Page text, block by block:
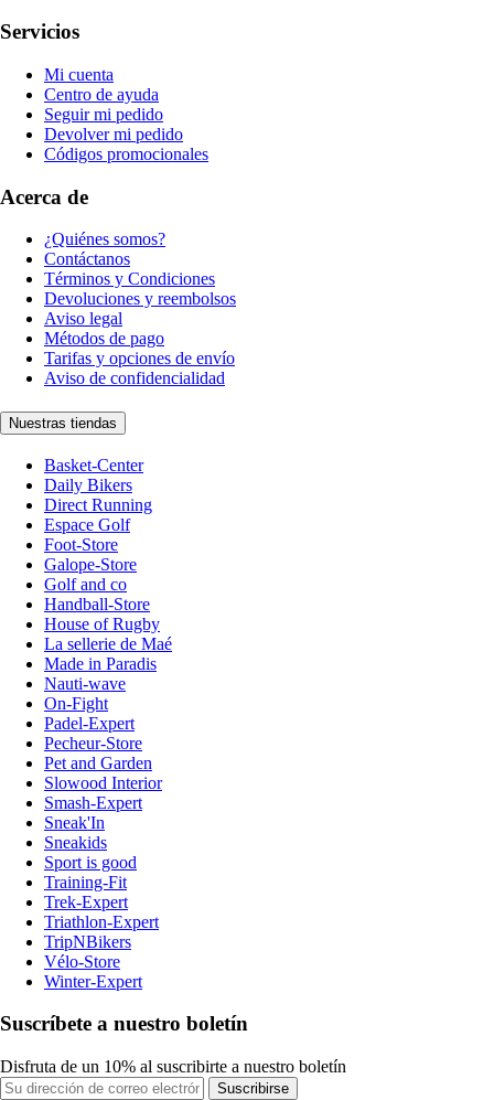
Servicios
Mi cuenta
Centro de ayuda
Seguir mi pedido
Devolver mi pedido
Códigos promocionales
Acerca de
¿Quiénes somos?
Contáctanos
Términos y Condiciones
Devoluciones y reembolsos
Aviso legal
Métodos de pago
Tarifas y opciones de envío
Aviso de confidencialidad
Nuestras tiendas
Basket-Center
Daily Bikers
Direct Running
Espace Golf
Foot-Store
Galope-Store
Golf and co
Handball-Store
House of Rugby
La sellerie de Maé
Made in Paradis
Nauti-wave
On-Fight
Padel-Expert
Pecheur-Store
Pet and Garden
Slowood Interior
Smash-Expert
Sneak'In
Sneakids
Sport is good
Training-Fit
Trek-Expert
Triathlon-Expert
TripNBikers
Vélo-Store
Winter-Expert
Suscríbete a nuestro boletín
Disfruta de un 10% al suscribirte a nuestro boletín
Suscribirse